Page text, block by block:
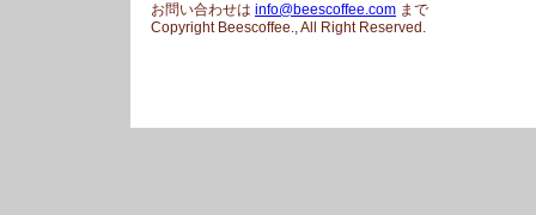
お問い合わせは info@beescoffee.com まで
Copyright Beescoffee., All Right Reserved.